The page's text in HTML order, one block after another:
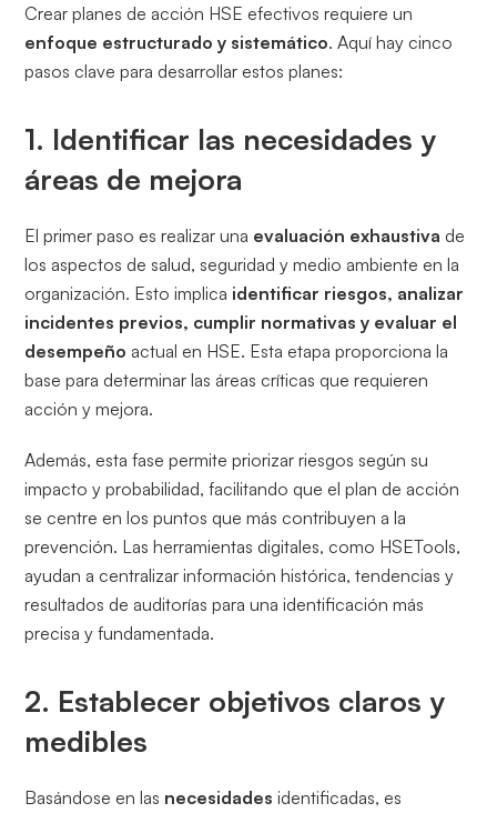
Crear planes de acción HSE efectivos requiere un
enfoque estructurado y sistemático. Aquí hay cinco
pasos clave para desarrollar estos planes:
1. Identificar las necesidades y
áreas de mejora
El primer paso es realizar una evaluación exhaustivade
los aspectos de salud, seguridad y medio ambiente en la
organización. Esto implica identificar riesgos, analizar
incidentes previos, cumplir normativas y evaluar el
desempeño actual en HSE. Esta etapa proporciona la
base para determinar las áreas críticas que requieren
acción y mejora.
Además, esta fase permite priorizar riesgos según su
impacto y probabilidad, facilitando que el plan de acción
se centre en los puntos que más contribuyen a la
prevención. Las herramientas digitales, como HSETools,
ayudan a centralizar información histórica, tendencias y
resultados de auditorías para una identificación más
precisa y fundamentada.
2. Establecer objetivos claros y
medibles
Basándose en las necesidadesidentificadas, es